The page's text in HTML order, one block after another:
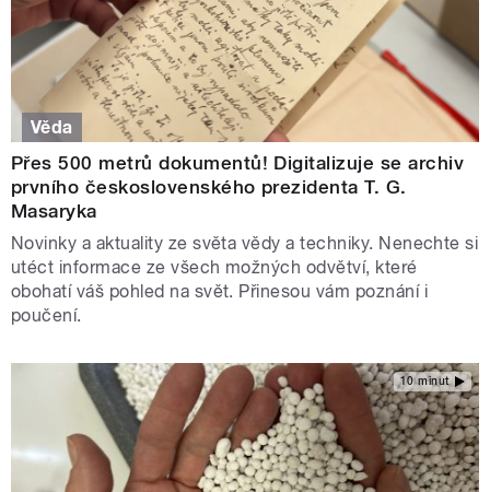
Věda
Přes 500 metrů dokumentů! Digitalizuje se archiv
prvního československého prezidenta T. G.
Masaryka
Novinky a aktuality ze světa vědy a techniky. Nenechte si
utéct informace ze všech možných odvětví, které
obohatí váš pohled na svět. Přinesou vám poznání i
poučení.
10 minut